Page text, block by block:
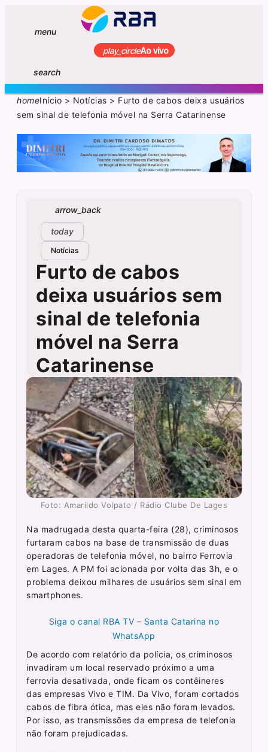
menu
play_circleAo vivo
search
homeInício > Notícias > Furto de cabos deixa usuários
sem sinal de telefonia móvel na Serra Catarinense
arrow_back
today
Notícias
Furto de cabos
deixa usuários sem
sinal de telefonia
móvel na Serra
Catarinense
Foto: Amarildo Volpato / Rádio Clube De Lages
Na madrugada desta quarta-feira (28), criminosos
furtaram cabos na base de transmissão de duas
operadoras de telefonia móvel, no bairro Ferrovia
em Lages. A PM foi acionada por volta das 3h, e o
problema deixou milhares de usuários sem sinal em
smartphones.
Siga o canal RBA TV – Santa Catarina no
WhatsApp
De acordo com relatório da polícia, os criminosos
invadiram um local reservado próximo a uma
ferrovia desativada, onde ficam os contêineres
das empresas Vivo e TIM. Da Vivo, foram cortados
cabos de fibra ótica, mas eles não foram levados.
Por isso, as transmissões da empresa de telefonia
não foram prejudicadas.